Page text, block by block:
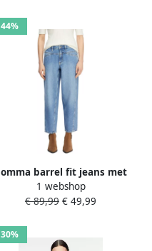
44%
barrel fit jeans met
steekzakken
1 webshop
€ 89,99 € 49,99
30%